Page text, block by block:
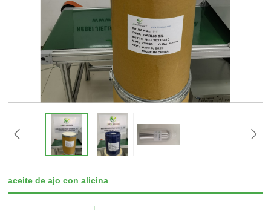
aceite de ajo con alicina